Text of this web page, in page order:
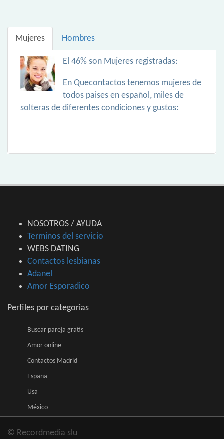
Mujeres Hombres
El 46% son Mujeres registradas:
En Quecontactos tenemos mujeres de
todos paises en español, miles de
solteras de diferentes condiciones y gustos:
NOSOTROS / AYUDA
Terminos del servicio
WEBS DATING
Contactos lesbianas
Adanel
Amor Esporadico
Perfiles por categorias
Buscar pareja gratis
Amor online
Contactos Madrid
España
Usa
México
© Recordmedia slu